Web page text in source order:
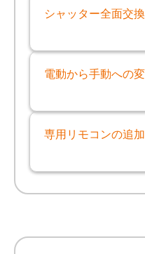
シャッター全面交
電動から手動への
専用リモコンの追加